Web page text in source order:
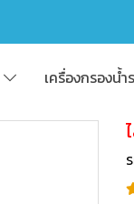
เครื่องกรองน้ำ